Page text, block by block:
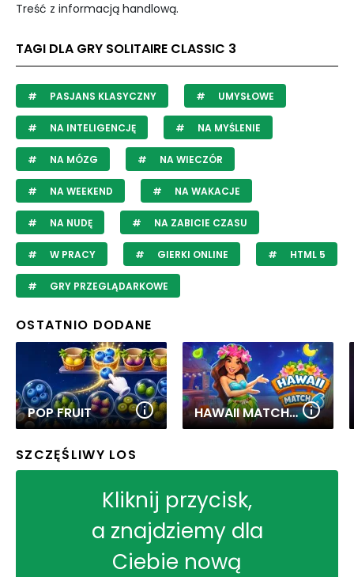
Treść z informacją handlową.
TAGI DLA GRY SOLITAIRE CLASSIC 3
PASJANS KLASYCZNY UMYSŁOWE
NA INTELIGENCJĘ NA MYŚLENIE
NA MÓZG NA WIECZÓR
NA WEEKEND NA WAKACJE
NA NUDĘ NA ZABICIE CZASU
W PRACY GIERKI ONLINE HTML 5
GRY PRZEGLĄDARKOWE
OSTATNIO DODANE
POP FRUIT HAWAII MATCH 6
SZCZĘŚLIWY LOS
Kliknij przycisk,
a znajdziemy dla
Ciebie nową